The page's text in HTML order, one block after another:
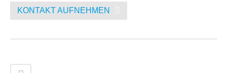
KONTAKT AUFNEHMEN